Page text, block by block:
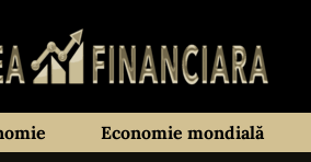
Economie mondială